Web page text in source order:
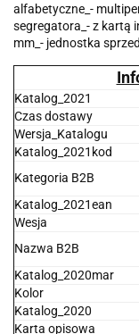
alfabetyczne_-
segregatora_- z kartą
mm_- jednostka
Katalog_2021
Czas dostawy
Wersja_Katalogu
Katalog_2021kod
Kategoria B2B
Katalog_2021ean
Wesja
Nazwa B2B
Katalog_2020mar
Kolor
Katalog_2020
Karta opisowa